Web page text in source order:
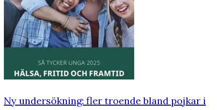
Ny undersökning: fler troende bland pojkar i